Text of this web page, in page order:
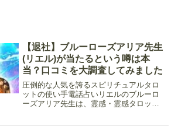
【退社】ブルーローズアリア先生
(リエル)が当たるという噂は本
当？口コミを大調査してみました
圧倒的な人気を誇るスピリチュアルタロ
ットの使い手電話占いリエルのブルーロ
ーズアリア先生は、霊感・霊感タロット